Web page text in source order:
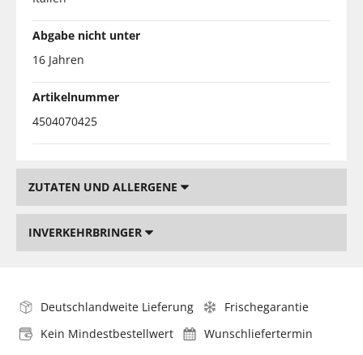
Abgabe nicht unter
16 Jahren
Artikelnummer
4504070425
ZUTATEN UND ALLERGENE
INVERKEHRBRINGER
Deutschlandweite Lieferung
Frischegarantie
Kein Mindestbestellwert
Wunschliefertermin